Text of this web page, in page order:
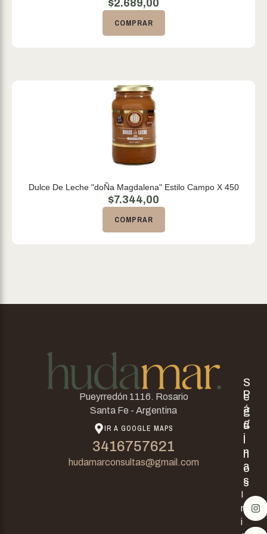
$2.689,00
COMPRAR
Dulce De Leche "doÑa Magdalena" Estilo Campo X 450
$7.344,00
COMPRAR
Pueyrredón 1116. Rosario
Santa Fe - Argentina
IR A GOOGLE MAPS
3416757621
hudamarconsultas@gmail.com
P
á
g
i
n
a
s
I
n
i
S
e
g
u
n
o
s